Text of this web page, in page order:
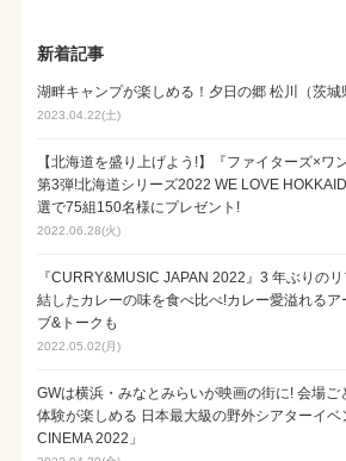
新着記事
湖畔キャンプが楽しめる！夕日の郷 松川（茨城
2023.04.22(土)
【北海道を盛り上げよう!】『ファイターズ×ワ
第3弾!北海道シリーズ2022 WE LOVE
選で75組150名様にプレゼント!
2022.06.28(火)
『CURRY&MUSIC JAPAN 2022』3 年ぶりの
結したカレーの味を食べ比べ!カレー愛溢れるア
ブ&トークも
2022.05.02(月)
GWは横浜・みなとみらいが映画の街に! 会場
体験が楽しめる 日本最大級の野外シアターイベ
CINEMA 2022」